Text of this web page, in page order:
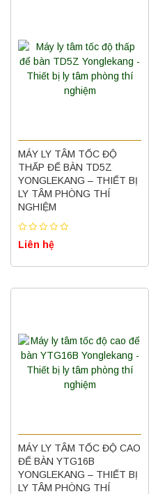
MÁY LY TÂM TỐC ĐỘ
THẤP ĐỂ BÀN TD5Z
YONGLEKANG – THIẾT BỊ
LY TÂM PHÒNG THÍ
NGHIỆM
Liên hệ
MÁY LY TÂM TỐC ĐỘ CAO
ĐỂ BÀN YTG16B
YONGLEKANG – THIẾT BỊ
LY TÂM PHÒNG THÍ